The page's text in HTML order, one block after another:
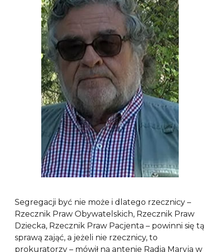
Segregacji być nie może i dlatego rzecznicy –
Rzecznik Praw Obywatelskich, Rzecznik Praw
Dziecka, Rzecznik Praw Pacjenta – powinni się tą
sprawą zająć, a jeżeli nie rzecznicy, to
prokuratorzy – mówił na antenie Radia Maryja w